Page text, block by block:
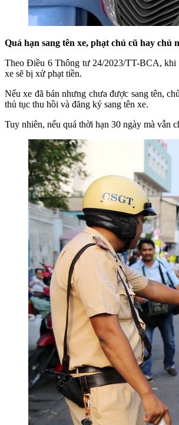
Quá hạn sang tên xe, phạt chủ cũ hay chủ
Theo Điều 6 Thông tư 24/2023/TT-BCA, khi
xe sẽ bị xử phạt tiền.
Nếu xe đã bán nhưng chưa được sang tên,
thủ tục thu hồi và đăng ký sang tên xe.
Tuy nhiên, nếu quá thời hạn 30 ngày mà vẫn